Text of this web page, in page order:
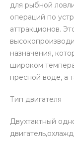
для рыбной
операций по
аттракционов.
назначения,
широком
пресной воде, а
Тип двигателя
Двухтактный